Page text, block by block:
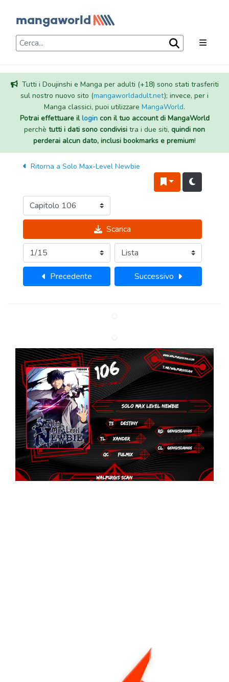
Tutti i Doujinshi e Manga per adulti (+18) sono stati trasferiti
sul nostro nuovo sito (mangaworldadult.net); invece, per i
Manga classici, puoi utilizzare MangaWorld.
Potrai effettuare illogincon il tuo account di MangaWorld
perchè tutti i dati sono condivisi tra i due siti, quindi non
perderai alcun dato, inclusi bookmarks e premium!
Ritorna a Solo Max-Level Newbie
Scarica
Precedente Successivo